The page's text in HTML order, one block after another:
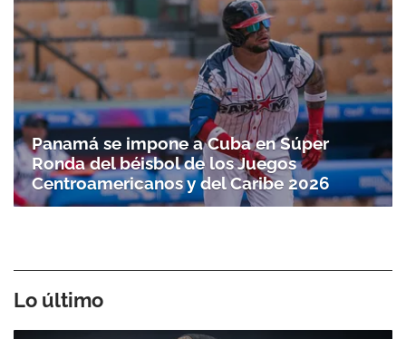
Gracias por suscribirte a nuestro boletín.
Panamá se impone a Cuba en Súper
Ronda del béisbol de los Juegos
Centroamericanos y del Caribe 2026
Lo último